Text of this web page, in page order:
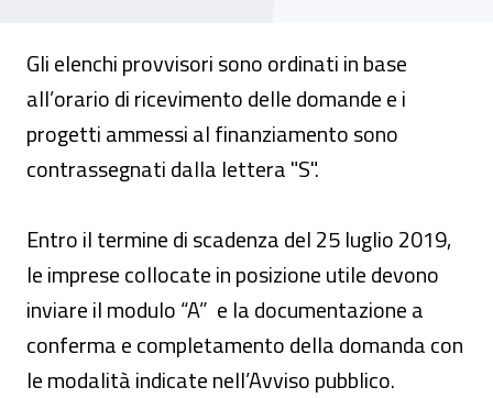
Gli elenchi provvisori sono ordinati in base
all’orario di ricevimento delle domande e i
progetti ammessi al finanziamento sono
contrassegnati dalla lettera "S".
Entro il termine di scadenza del 25 luglio 2019,
le imprese collocate in posizione utile devono
inviare il modulo “A” e la documentazione a
conferma e completamento della domanda con
le modalità indicate nell’Avviso pubblico.